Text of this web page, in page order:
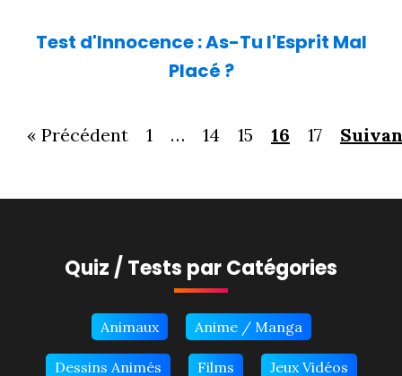
Test d'Innocence : As-Tu l'Esprit Mal
Placé ?
« Précédent 1 … 14 15 16 17
Quiz / Tests par Catégories
Animaux Anime / Manga
Dessins Animés Films Jeux Vidéos